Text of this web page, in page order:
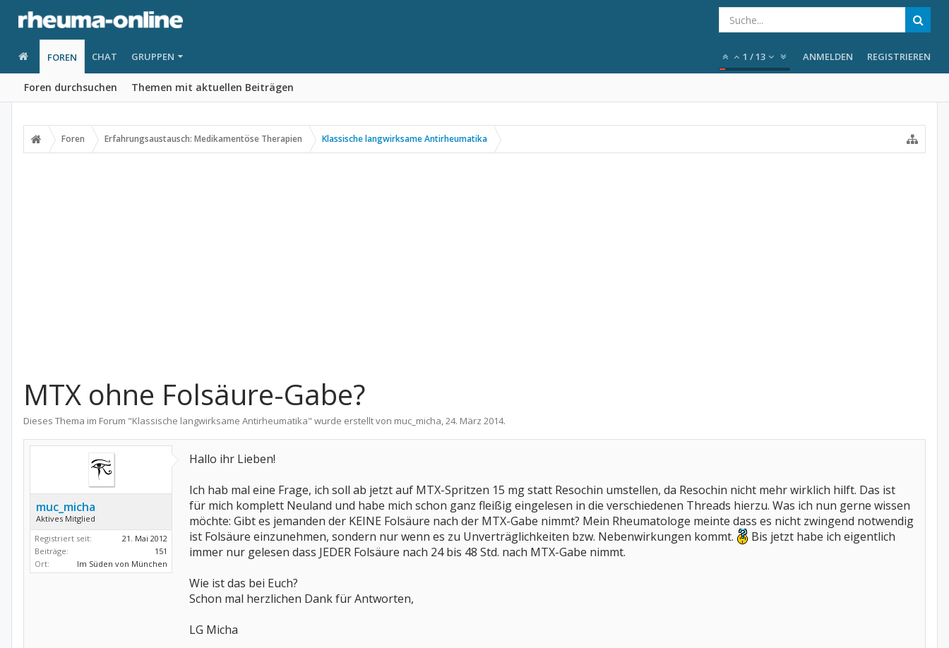
FOREN
Foren durchsuchen Themen mit aktuellen Beiträgen
CHAT GRUPPEN 1 /13 ANMELDEN REGISTRIEREN
Foren Erfahrungsaustausch: Medikamentöse Therapien Klassische langwirksame Antirheumatika
MTX ohne Folsäure-Gabe?
Dieses Thema im Forum "Klassische langwirksame Antirheumatika" wurde erstellt von muc_micha,24. März 2014.
muc_micha
Aktives Mitglied
Registriert seit:
21. Mai 2012
Beiträge:
151
Ort:
Im Süden von München
Hallo ihr Lieben!
Ich hab mal eine Frage, ich soll ab jetzt auf MTX-Spritzen 15 mg statt Resochin umstellen, da Resochin nicht mehr wirklich hilft. Das ist
für mich komplett Neuland und habe mich schon ganz fleißig eingelesen in die verschiedenen Threads hierzu. Was ich nun gerne wissen
möchte: Gibt es jemanden der KEINE Folsäure nach der MTX-Gabe nimmt? Mein Rheumatologe meinte dass es nicht zwingend notwendig
ist Folsäure einzunehmen, sondern nur wenn es zu Unverträglichkeiten bzw. Nebenwirkungen kommt.
Bis jetzt habe ich eigentlich
immer nur gelesen dass JEDER Folsäure nach 24 bis 48 Std. nach MTX-Gabe nimmt.
Wie ist das bei Euch?
Schon mal herzlichen Dank für Antworten,
LG Micha